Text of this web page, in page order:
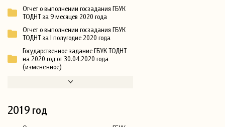
Отчет о выполнении госзадания ГБУК
ТОДНТ за 9 месяцев 2020 года
Отчет о выполнении госзадания ГБУК
ТОДНТ за I полугодие 2020 года
Государственное задание ГБУК ТОДНТ
на 2020 год от 30.04.2020 года
(изменённое)
2019 год